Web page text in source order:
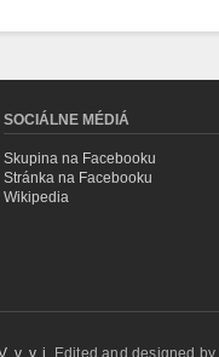
SOCIÁLNE MÉDIÁ
Skupina na Facebooku
Stránka na Facebooku
Wikipedia